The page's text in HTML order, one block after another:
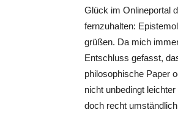
Glück im Onlineportal
fernzuhalten:
grüßen. Da mich
Entschluss gefasst,
philosophische Paper
nicht unbedingt
doch recht